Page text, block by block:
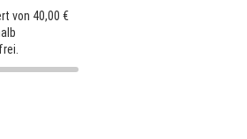
von 40,00 €